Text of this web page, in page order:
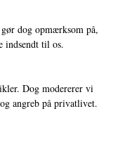
dog opmærksom på,
indsendt til os.
Dog modererer vi
angreb på privatlivet.